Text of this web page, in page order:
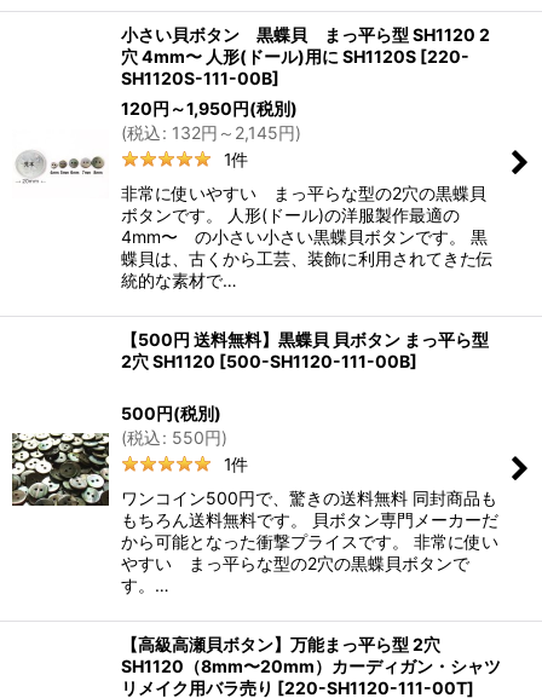
小さい貝ボタン 黒蝶貝 まっ平ら型 SH1120 2
穴 4mm〜 人形(ドール)用に SH1120S [220-
SH1120S-111-00B]
120円 ～1,950円(税別)
(税込: 132円 ～2,145円)
1件
非常に使いやすい まっ平らな型の2穴の黒蝶貝
ボタンです。 人形(ドール)の洋服製作最適の
4mm〜 の小さい小さい黒蝶貝ボタンです。 黒
蝶貝は、古くから工芸、装飾に利用されてきた伝
統的な素材で…
【500円 送料無料】黒蝶貝 貝ボタン まっ平ら型
2穴 SH1120 [500-SH1120-111-00B]
500円(税別)
(税込: 550円)
1件
ワンコイン500円で、驚きの送料無料 同封商品も
もちろん送料無料です。 貝ボタン専門メーカーだ
から可能となった衝撃プライスです。 非常に使い
やすい まっ平らな型の2穴の黒蝶貝ボタンで
す。…
【高級高瀬貝ボタン】万能まっ平ら型 2穴
SH1120（8mm〜20mm）カーディガン・シャツ
リメイク用バラ売り [220-SH1120-111-00T]